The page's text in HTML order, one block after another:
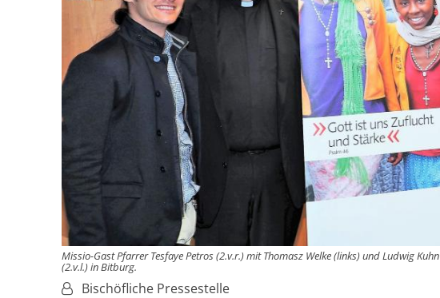
Missio-Gast Pfarrer Tesfaye Petros (2.v.r.) mit Thomasz Welke (links) und Ludwig
(2.v.l.) in Bitburg.
Von:Bischöfliche Pressestelle